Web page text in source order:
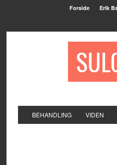
Forside Erik
BEHANDLING VIDEN